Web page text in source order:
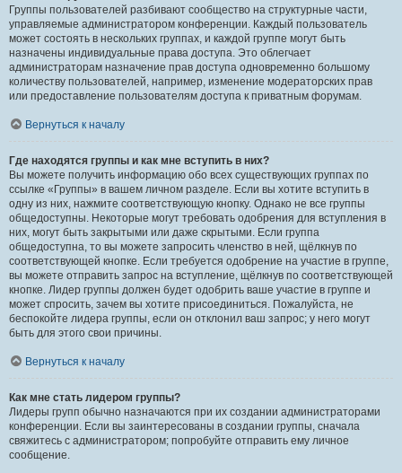
Группы пользователей разбивают сообщество на структурные части,
управляемые администратором конференции. Каждый пользователь
может состоять в нескольких группах, и каждой группе могут быть
назначены индивидуальные права доступа. Это облегчает
администраторам назначение прав доступа одновременно большому
количеству пользователей, например, изменение модераторских прав
или предоставление пользователям доступа к приватным форумам.
Вернуться к началу
Где находятся группы и как мне вступить в них?
Вы можете получить информацию обо всех существующих группах по
ссылке «Группы» в вашем личном разделе. Если вы хотите вступить в
одну из них, нажмите соответствующую кнопку. Однако не все группы
общедоступны. Некоторые могут требовать одобрения для вступления в
них, могут быть закрытыми или даже скрытыми. Если группа
общедоступна, то вы можете запросить членство в ней, щёлкнув по
соответствующей кнопке. Если требуется одобрение на участие в группе,
вы можете отправить запрос на вступление, щёлкнув по соответствующей
кнопке. Лидер группы должен будет одобрить ваше участие в группе и
может спросить, зачем вы хотите присоединиться. Пожалуйста, не
беспокойте лидера группы, если он отклонил ваш запрос; у него могут
быть для этого свои причины.
Вернуться к началу
Как мне стать лидером группы?
Лидеры групп обычно назначаются при их создании администраторами
конференции. Если вы заинтересованы в создании группы, сначала
свяжитесь с администратором; попробуйте отправить ему личное
сообщение.